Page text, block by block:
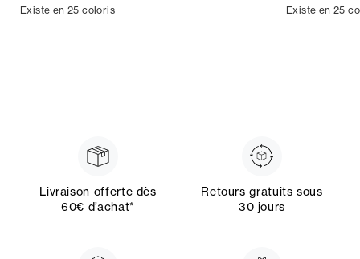
Existe en 25 coloris Existe en 25
Livraison offerte dès
60€ d’achat*
Retours gratuits sous
30 jours